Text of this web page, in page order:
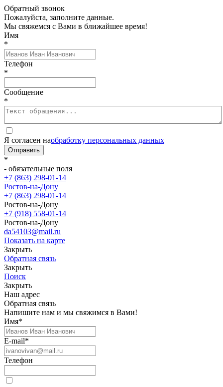
Обратный звонок
Пожалуйста, заполните данные.
Мы свяжемся с Вами в ближайшее время!
Имя
*
Телефон
*
Сообщение
*
Я согласен наобработку персональных данных
Отправить
*
- обязательные поля
+7 (863) 298-01-14
Ростов-на-Дону
+7 (863) 298-01-14
Ростов-на-Дону
+7 (918) 558-01-14
Ростов-на-Дону
da54103@mail.ru
Показать на карте
Закрыть
Обратная связь
Закрыть
Поиск
Закрыть
Наш адрес
Обратная связь
Напишите нам и мы свяжимся в Вами!
Имя*
E-mail*
Телефон